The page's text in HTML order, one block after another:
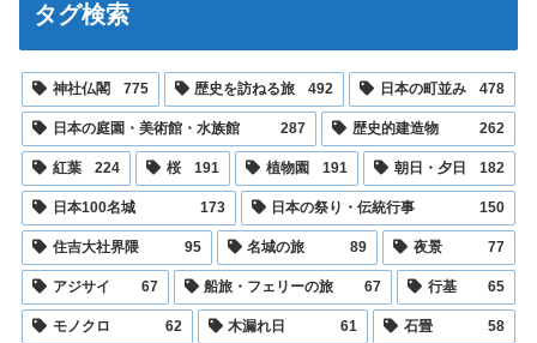
タグ検索
神社仏閣 775 歴史を訪ねる旅 492 日本の町並み 478
日本の庭園・美術館・水族館 287 歴史的建造物 262
紅葉 224 桜 191 植物園 191 朝日・夕日 182
日本100名城 173 日本の祭り・伝統行事 150
住吉大社界隈 95 名城の旅 89 夜景 77
アジサイ 67 船旅・フェリーの旅 67 行基 65
モノクロ 62 木漏れ日 61 石畳 58